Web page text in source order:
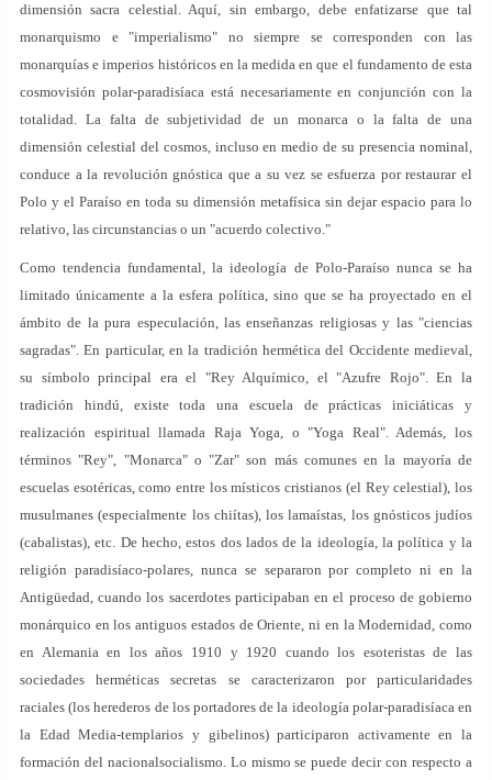
dimensión sacra celestial. Aquí, sin embargo, debe enfatizarse que tal
monarquismo e "imperialismo" no siempre se corresponden con las
monarquías e imperios históricos en la medida en que el fundamento de esta
cosmovisión polar-paradisíaca está necesariamente en conjunción con la
totalidad. La falta de subjetividad de un monarca o la falta de una
dimensión celestial del cosmos, incluso en medio de su presencia nominal,
conduce a la revolución gnóstica que a su vez se esfuerza por restaurar el
Polo y el Paraíso en toda su dimensión metafísica sin dejar espacio para lo
relativo, las circunstancias o un "acuerdo colectivo."
Como tendencia fundamental, la ideología de Polo-Paraíso nunca se ha
limitado únicamente a la esfera política, sino que se ha proyectado en el
ámbito de la pura especulación, las enseñanzas religiosas y las "ciencias
sagradas". En particular, en la tradición hermética del Occidente medieval,
su símbolo principal era el "Rey Alquímico, el "Azufre Rojo". En la
tradición hindú, existe toda una escuela de prácticas iniciáticas y
realización espiritual llamada Raja Yoga, o "Yoga Real". Además, los
términos "Rey", "Monarca" o "Zar" son más comunes en la mayoría de
escuelas esotéricas, como entre los místicos cristianos (el Rey celestial), los
musulmanes (especialmente los chiítas), los lamaístas, los gnósticos judíos
(cabalistas), etc. De hecho, estos dos lados de la ideología, la política y la
religión paradisíaco-polares, nunca se separaron por completo ni en la
Antigüedad, cuando los sacerdotes participaban en el proceso de gobierno
monárquico en los antiguos estados de Oriente, ni en la Modernidad, como
en Alemania en los años 1910 y 1920 cuando los esoteristas de las
sociedades herméticas secretas se caracterizaron por particularidades
raciales (los herederos de los portadores de la ideología polar-paradisíaca en
la Edad Media-templarios y gibelinos) participaron activamente en la
formación del nacionalsocialismo. Lo mismo se puede decir con respecto a